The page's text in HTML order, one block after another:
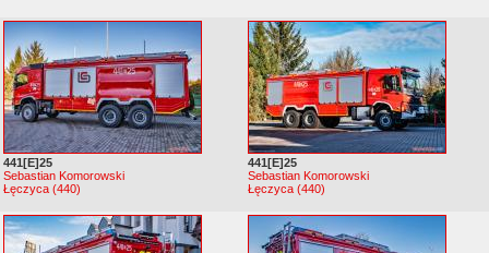
441[E]25
Sebastian Komorowski
Łęczyca (440)
441[E]25
Sebastian Komorowski
Łęczyca (440)